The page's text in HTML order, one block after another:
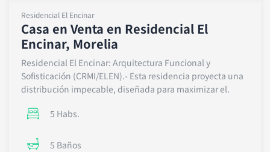
Residencial El Encinar
Casa en Venta en Residencial El
Encinar, Morelia
Residencial El Encinar: Arquitectura Funcional y
Sofisticación (CRMI/ELEN).- Esta residencia proyecta una
distribución impecable, diseñada para maximizar el.
5 Habs.
5 Baños